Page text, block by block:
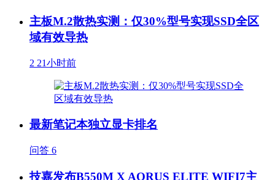
主板M.2散热实测：仅30%型号实现SSD全区
域有效导热
2 21小时前
最新笔记本独立显卡排名
问答 6
技嘉发布B550M X AORUS ELITE WIFI7主